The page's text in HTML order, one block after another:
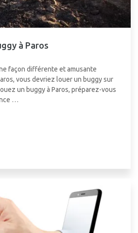
à Paros
façon différente et amusante
vous devriez louer un buggy sur
un buggy à Paros, préparez-vous
…